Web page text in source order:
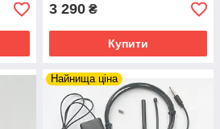
3 290 ₴
Купити
Найнища ціна